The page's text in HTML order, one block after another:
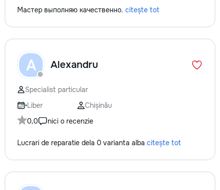
Мастер выполняю качественно. citește tot
A Alexandru
Specialist particular
Liber
Chișinău
0,0
nici o recenzie
Lucrari de reparatie dela 0 varianta alba citește tot